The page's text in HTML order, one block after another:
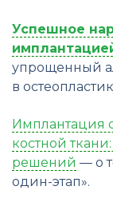
Успешное
упрощенный
в
Имплантация
костной
решений — о
один-этап».